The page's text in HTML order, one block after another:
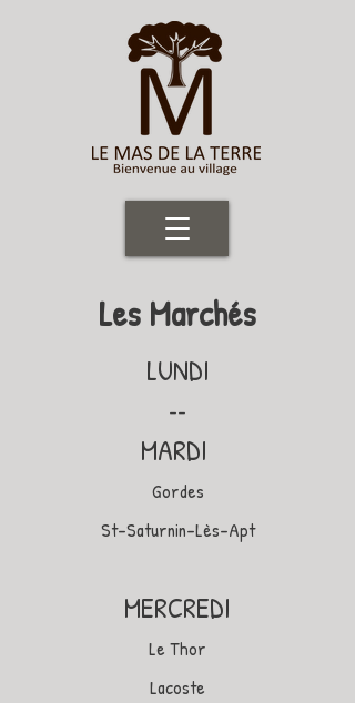
Les Marchés
LUNDI
--
MARDI
Gordes
St-Saturnin-Lès-Apt
MERCREDI
Le Thor
Lacoste